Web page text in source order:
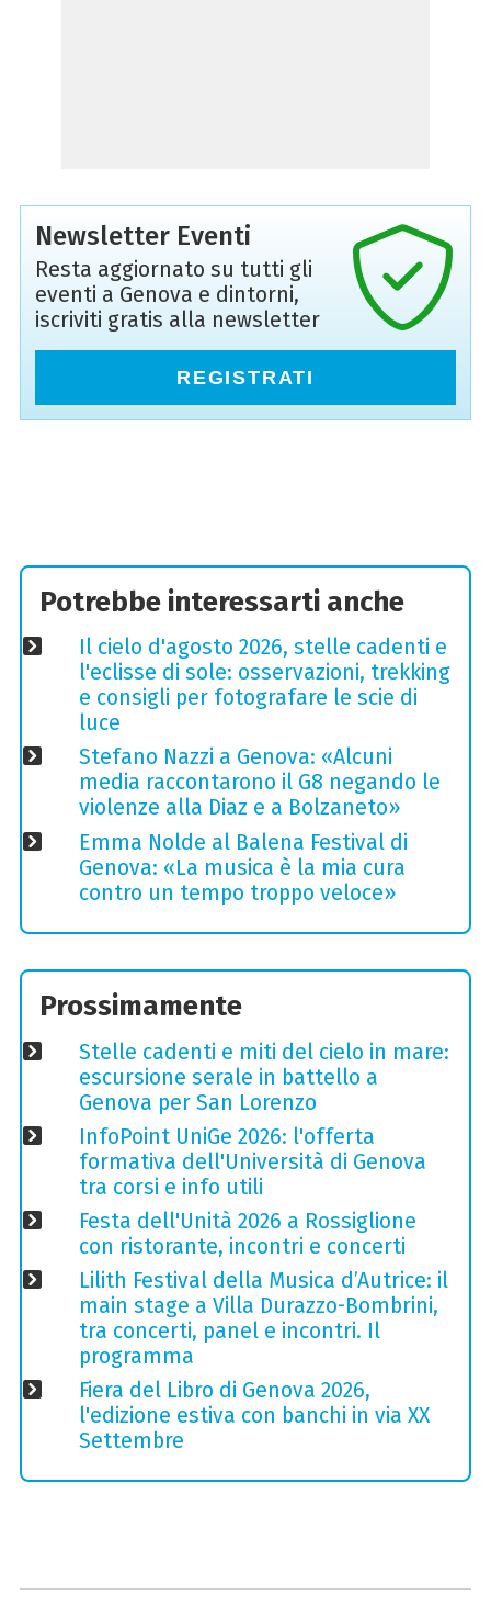
Newsletter Eventi
Resta aggiornato su tutti gli
eventi a Genova e dintorni,
iscriviti gratis alla newsletter
REGISTRATI
Potrebbe interessarti anche
Il cielo d'agosto 2026, stelle cadenti e
l'eclisse di sole: osservazioni, trekking
e consigli per fotografare le scie di
luce
Stefano Nazzi a Genova: «Alcuni
media raccontarono il G8 negando le
violenze alla Diaz e a Bolzaneto»
Emma Nolde al Balena Festival di
Genova: «La musica è la mia cura
contro un tempo troppo veloce»
Prossimamente
Stelle cadenti e miti del cielo in mare:
escursione serale in battello a
Genova per San Lorenzo
InfoPoint UniGe 2026: l'offerta
formativa dell'Università di Genova
tra corsi e info utili
Festa dell'Unità 2026 a Rossiglione
con ristorante, incontri e concerti
Lilith Festival della Musica d’Autrice: il
main stage a Villa Durazzo-Bombrini,
tra concerti, panel e incontri. Il
programma
Fiera del Libro di Genova 2026,
l'edizione estiva con banchi in via XX
Settembre